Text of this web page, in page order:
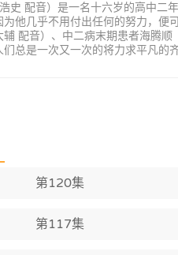
史 配音）是一名十六岁的高中二
他几乎不用付出任何的努力，
辅 配音）、中二病末期患者海腾
总是一次又一次的将力求平凡的
第120集
第117集